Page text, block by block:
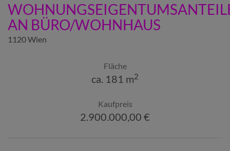
AN BÜRO/WOHNHAUS
1120 Wien
Fläche
ca. 181 m2
Kaufpreis
2.900.000,00 €